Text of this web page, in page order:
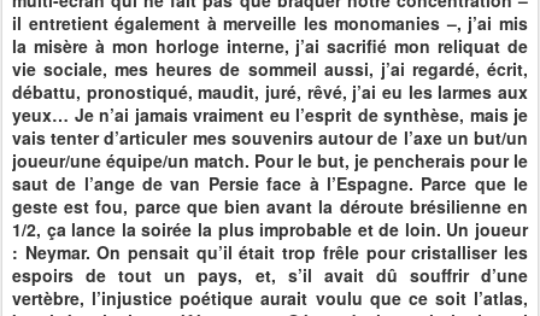
il entretient également à merveille les monomanies –, j’ai mis
la misère à mon horloge interne, j’ai sacrifié mon reliquat de
vie sociale, mes heures de sommeil aussi, j’ai regardé, écrit,
débattu, pronostiqué, maudit, juré, rêvé, j’ai eu les larmes aux
yeux… Je n’ai jamais vraiment eu l’esprit de synthèse, mais je
vais tenter d’articuler mes souvenirs autour de l’axe un but/un
joueur/une équipe/un match. Pour le but, je pencherais pour le
saut de l’ange de van Persie face à l’Espagne. Parce que le
geste est fou, parce que bien avant la déroute brésilienne en
1/2, ça lance la soirée la plus improbable et de loin. Un joueur
: Neymar. On pensait qu’il était trop frêle pour cristalliser les
espoirs de tout un pays, et, s’il avait dû souffrir d’une
vertèbre, l’injustice poétique aurait voulu que ce soit l’atlas,